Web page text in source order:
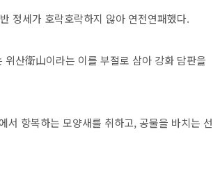
정세가 호락호락하지 않아 연전연패했다.
산衛山이라는 이를 부절로 삼아 강화 담판을
항복하는 모양새를 취하고, 공물을 바치는 선